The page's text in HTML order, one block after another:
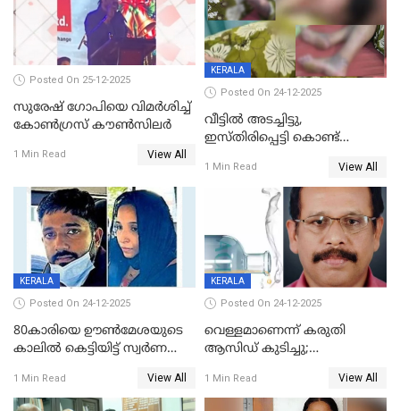
Posted On 25-12-2025
സുരേഷ് ഗോപിയെ വിമര്‍ശിച്ച്
കോണ്‍ഗ്രസ് കൗണ്‍സിലര്‍
1 Min Read View All
KERALA
Posted On 24-12-2025
വീട്ടിൽ അടച്ചിട്ടു,
ഇസ്തിരിപ്പെട്ടി കൊണ്ട്
ഗർഭിണിയായ യുവതിക്ക് ക്രൂര
1 Min Read View All
KERALA
Posted On 24-12-2025
80കാരിയെ ഊൺമേശയുടെ
കാലിൽ കെട്ടിയിട്ട് സ്വർണവും
കൊച്ചുമകനും സുഹൃത്തും
അറസ്റ്റിൽ
1 Min Read View All
KERALA
Posted On 24-12-2025
വെള്ളമാണെന്ന് കരുതി
ആസിഡ് കുടിച്ചു;
മരിച്ചു
1 Min Read View All